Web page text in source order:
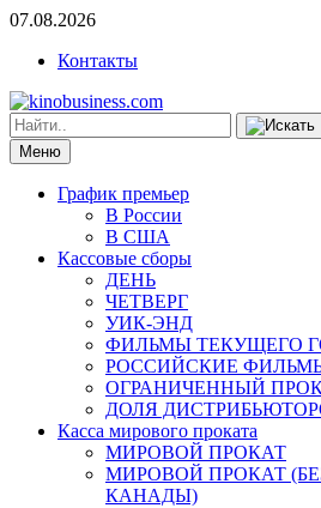
07.08.2026
Контакты
Меню
График премьер
В России
В США
Кассовые сборы
ДЕНЬ
ЧЕТВЕРГ
УИК-ЭНД
ФИЛЬМЫ ТЕКУЩЕГО
РОССИЙСКИЕ
ОГРАНИЧЕННЫЙ
ДОЛЯ
Касса мирового проката
МИРОВОЙ ПРОКАТ
МИРОВОЙ ПРОКАТ
КАНАДЫ)